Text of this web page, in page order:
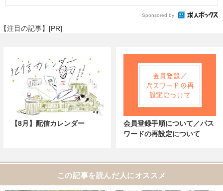
Sponsored by
【注目の記事】[PR]
【8月】配信カレンダー
会員登録手順について／パス
ワードの再設定について
この記事を読んだ人にオススメ